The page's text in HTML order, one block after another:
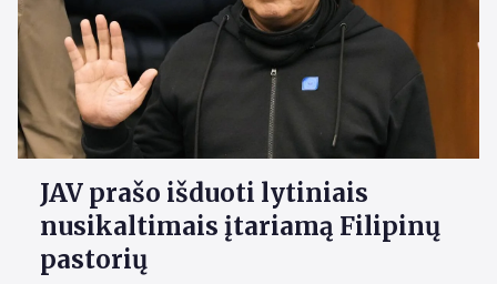
JAV prašo išduoti lytiniais
nusikaltimais įtariamą Filipinų
pastorių